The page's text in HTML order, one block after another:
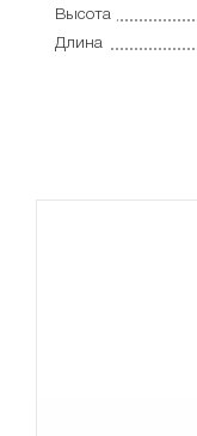
Высота
Длина